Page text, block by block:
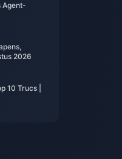
Agent-
2026
10 Trucs |